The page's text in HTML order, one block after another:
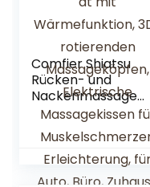
Comfier Shiatsu
Rücken- und
Nackenmassageg
erät mit
Wärmefunktion,
3D-rotierenden
Massageköpfen,
Elektrische